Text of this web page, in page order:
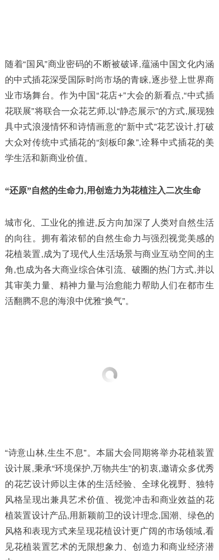
随着“国风”商业密码的不断被破译,蕴涵中国文化内涵
的中式插花深受国际时尚市场的青睐,逐步登上世界商
业市场舞台。作为中国“花店+”大会的新看点,“中式插
花联展”将联合一众花艺师,以“静态展示”的方式,展现独
具中式浪漫情怀和诗情画意的“新中式”花艺设计,打破
大众对传统中式插花的“刻板印象”,诠释中式插花的美
学生活和新商业价值。
“还原”自然的生命力,用创造力为花植注入二次生命
城市化、工业化的推进,反方向加深了人类对自然生活
的向往。拥有着浓郁的自然生命力与强烈视觉美感的
花植装置,成为了现代人生活场景与商业互动空间的主
角,也成为各大商业综合体引流、破圈的热门方式,并以
其审美力量、精神力量与治愈能力帮助人们在都市生
活翻腾不息的海浪中优雅“换气”。
“诗意山林,生生不息”。本届大会同期将举办花植装置
设计展,秉承“环境保护,万物共生”的初衷,邀请众多优秀
的花艺设计师以主体的生活经验、全球化视野、独特
风格呈现出兼具艺术价值、视觉冲击和商业效益的花
植装置设计产品,用新颖前卫的设计理念,国潮、绿色的
风格和表现方式来呈现花植设计更广阔的市场领域,看
见花植装置艺术的无限想象力、创造力和商业经济潜